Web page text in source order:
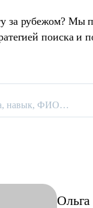
за рубежом? Мы
поиска и
навык, ФИО…
Ольга